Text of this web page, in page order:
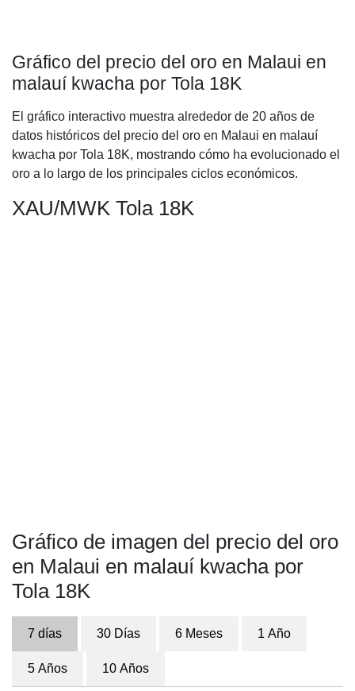
Gráfico del precio del oro en Malaui en
malauí kwacha por Tola 18K
El gráfico interactivo muestra alrededor de 20 años de
datos históricos del precio del oro en Malaui en malauí
kwacha por Tola 18K, mostrando cómo ha evolucionado el
oro a lo largo de los principales ciclos económicos.
XAU/MWK Tola 18K
Gráfico de imagen del precio del oro
en Malaui en malauí kwacha por
Tola 18K
7 días 30 Días 6 Meses 1 Año
5 Años 10 Años